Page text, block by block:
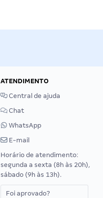
ATENDIMENTO
Central de ajuda
Chat
WhatsApp
E-mail
Horário de atendimento:
segunda a sexta (8h às 20h),
sábado (9h às 13h).
Foi aprovado?